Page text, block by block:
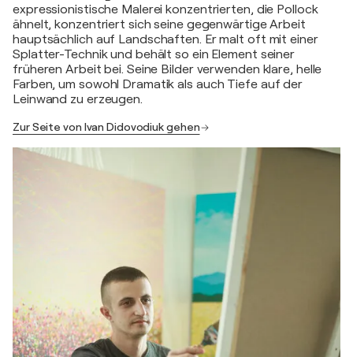
expressionistische Malerei konzentrierten, die Pollock
ähnelt, konzentriert sich seine gegenwärtige Arbeit
hauptsächlich auf Landschaften. Er malt oft mit einer
Splatter-Technik und behält so ein Element seiner
früheren Arbeit bei. Seine Bilder verwenden klare, helle
Farben, um sowohl Dramatik als auch Tiefe auf der
Leinwand zu erzeugen.
Zur Seite von Ivan Didovodiuk gehen